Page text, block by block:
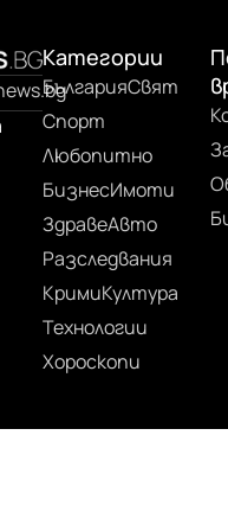
Категории
БългарияСвят
Спорт
Любопитно
БизнесИмоти
ЗдравеАвто
Разследвания
КримиКултура
Технологии
Хороскопи